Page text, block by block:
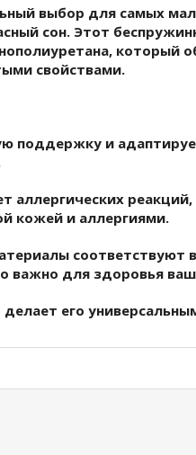
выбор для самых
сон. Этот
который
свойствами.
поддержку и
аллергических
кожей и аллергиями.
соответствуют
важно для здоровья
делает его